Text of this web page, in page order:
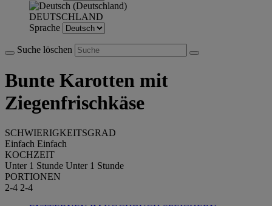
DEUTSCHLAND
Sprache
Suche löschen
Bunte Karotten mit
Ziegenfrischkäse
SCHWIERIGKEITSGRAD
Einfach Einfach
KOCHZEIT
Unter 1 Stunde Unter 1 Stunde
PORTIONEN
2-4 2-4